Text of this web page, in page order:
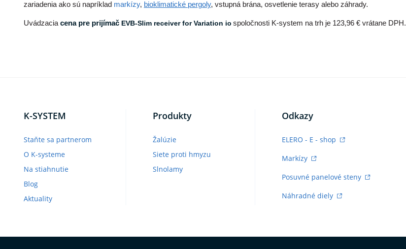
zariadenia ako sú napríklad markízy, bioklimatické pergoly, vstupná brána, osvetlenie terasy alebo záhrady.
Uvádzaciacena pre prijímač EVB-Slim receiver for Variation io spoločnosti K-system na trh je 123,96 € vrátane DPH.
K-SYSTEM
Staňte sa partnerom
O K-systeme
Na stiahnutie
Blog
Aktuality
Produkty
Žalúzie
Siete proti hmyzu
Slnolamy
Odkazy
ELERO - E - shop
Markízy
Posuvné panelové steny
Náhradné diely